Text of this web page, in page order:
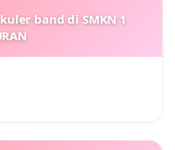
band di SMKN 1